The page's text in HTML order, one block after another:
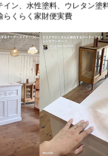
イン、水性塗料、ウレタン
らくらく家財便実費